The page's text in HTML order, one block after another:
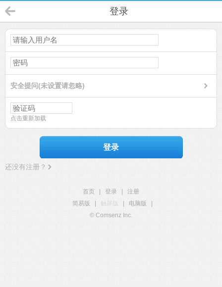
登录
安全提问(未设置请忽略)
点击重新加载
登录
还没有注册？
首页 登录
注册
简易版
触屏版 电脑版
© Comsenz Inc.